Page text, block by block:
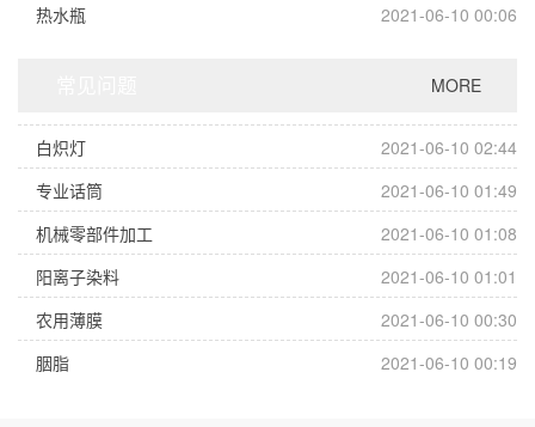
2021-06-10 00:06
热水瓶
2021-06-10 02:44
白炽灯
2021-06-10 01:49
专业话筒
2021-06-10 01:08
机械零部件加工
2021-06-10 01:01
阳离子染料
2021-06-10 00:30
农用薄膜
2021-06-10 00:19
胭脂
MORE